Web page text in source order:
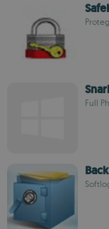
Snarl
Full